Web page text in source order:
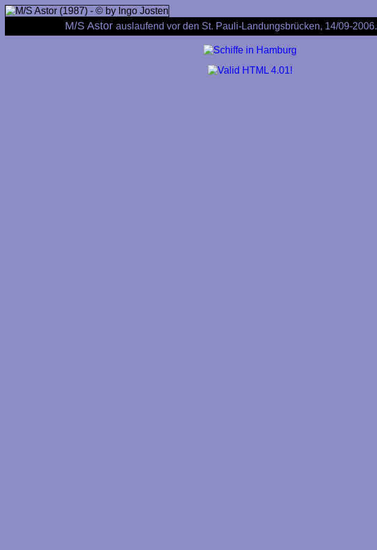
M/S Astor auslaufend vor den St. Pauli-Landungsbrücken, 14/09-2006.